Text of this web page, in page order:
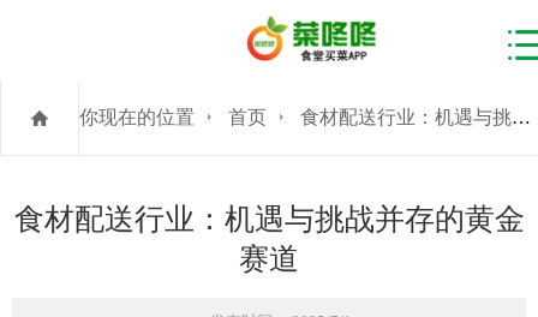
你现在的位置 首页 食材配送行业：机遇与挑战并存的黄金赛道
食材配送行业：机遇与挑战并存的黄金
赛道